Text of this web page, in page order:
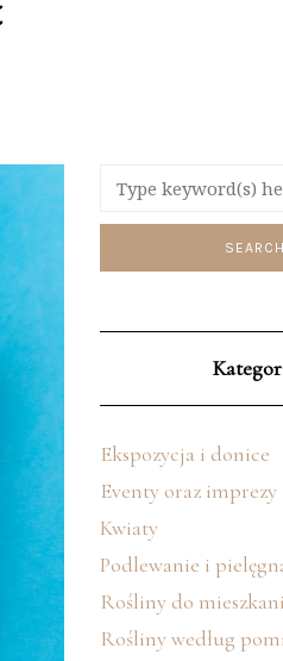
Ekspozycja i donice
Eventy oraz imprezy
Kwiaty
Podlewanie i
Rośliny do
Rośliny według